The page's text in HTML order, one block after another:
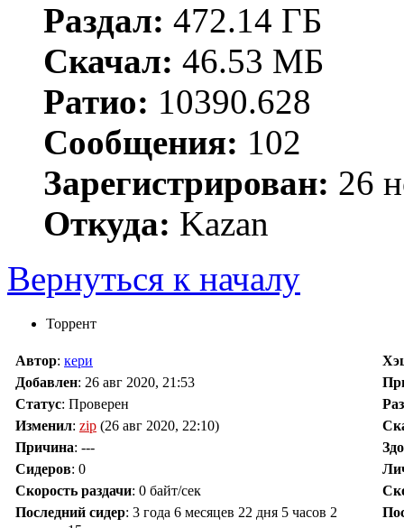
Раздал: 472.14 ГБ
Скачал: 46.53 МБ
Ратио: 10390.628
Сообщения: 102
Зарегистрирован: 26
Откуда: Kazan
Вернуться к началу
Торрент
Автор: кери
Добавлен: 26 авг 2020, 21:53
Статус: Проверен
Изменил: zip (26 авг 2020, 22:10)
Причина: ---
Сидеров: 0
Скорость раздачи: 0 байт/сек
Последний сидер: 3 года 6 месяцев 22 дня 5 часов 2